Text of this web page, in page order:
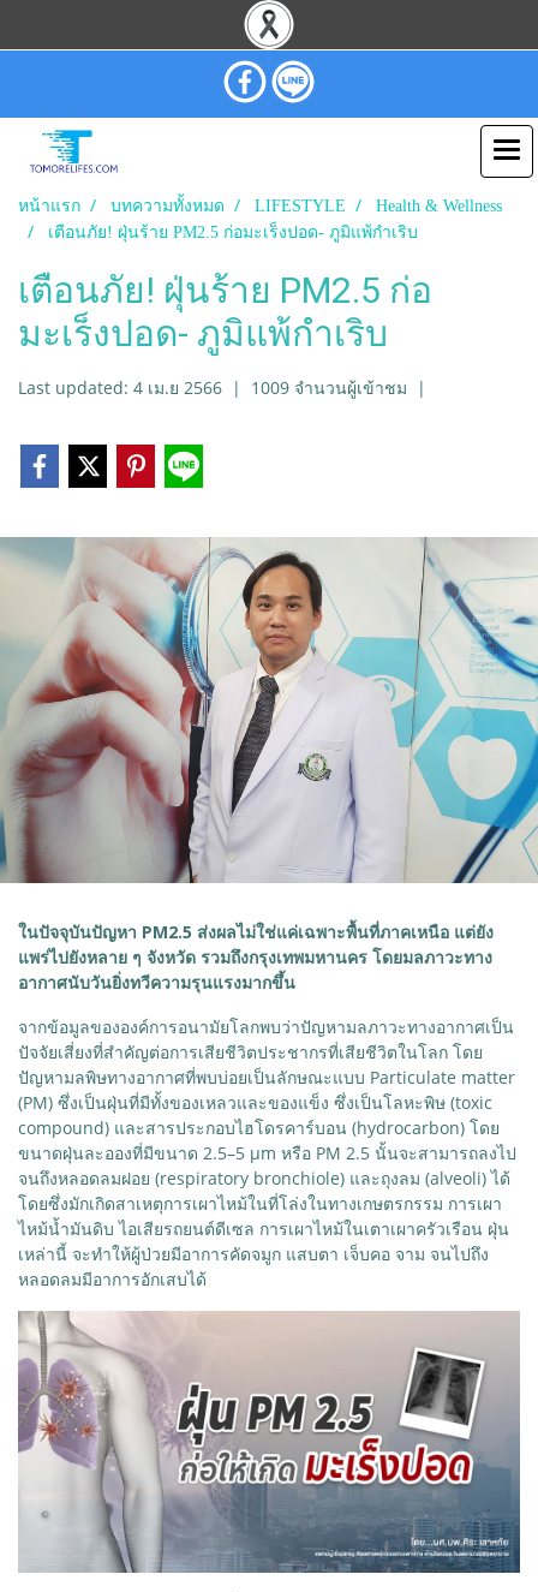
หน้าแรก บทความทั้งหมด LIFESTYLE
Health & Wellness
เตือนภัย! ฝุ่นร้าย PM2.5 ก่อมะเร็งปอด- ภูมิแพ้กำเริบ
เตือนภัย! ฝุ่นร้าย PM2.5 ก่อ
มะเร็งปอด- ภูมิแพ้กำเริบ
Last updated: 4 เม.ย 2566 | 1009 จำนวนผู้เข้าชม |
ในปัจจุบันปัญหา PM2.5 ส่งผลไม่ใช่แค่เฉพาะพื้นที่ภาคเหนือ แต่ยัง
แพร่ไปยังหลาย ๆ จังหวัด รวมถึงกรุงเทพมหานคร โดยมลภาวะทาง
อากาศนับวันยิ่งทวีความรุนแรงมากขึ้น
จากข้อมูลขององค์การอนามัยโลกพบว่าปัญหามลภาวะทางอากาศเป็น
ปัจจัยเสี่ยงที่สำคัญต่อการเสียชีวิตประชากรที่เสียชีวิตในโลก โดย
ปัญหามลพิษทางอากาศที่พบบ่อยเป็นลักษณะแบบ Particulate matter
(PM) ซึ่งเป็นฝุ่นที่มีทั้งของเหลวและของแข็ง ซึ่งเป็นโลหะพิษ (toxic
compound) และสารประกอบไฮโดรคาร์บอน (hydrocarbon) โดย
ขนาดฝุ่นละอองที่มีขนาด 2.5–5 μm หรือ PM 2.5 นั้นจะสามารถลงไป
จนถึงหลอดลมฝอย (respiratory bronchiole) และถุงลม (alveoli) ได้
โดยซึ่งมักเกิดสาเหตุการเผาไหม้ในที่โล่งในทางเกษตรกรรม การเผา
ไหม้น้ำมันดิบ ไอเสียรถยนต์ดีเซล การเผาไหม้ในเตาเผาครัวเรือน ฝุ่น
เหล่านี้ จะทำให้ผู้ป่วยมีอาการคัดจมูก แสบตา เจ็บคอ จาม จนไปถึง
หลอดลมมีอาการอักเสบได้